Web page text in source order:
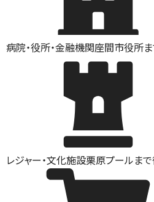
病院・役所・金融機関座間市役所ま
レジャー・文化施設栗原プールまで